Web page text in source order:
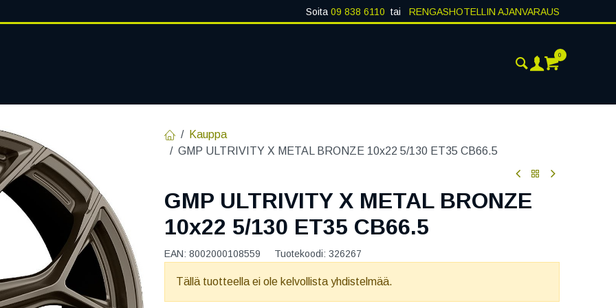
Soita 09 838 6110 tai RENGASHOTELLIN AJANVARAUS
0
Kauppa
GMP ULTRIVITY X METAL BRONZE 10x22 5/130 ET35 CB66.5
GMP ULTRIVITY X METAL BRONZE
10x22 5/130 ET35 CB66.5
EAN: 8002000108559 Tuotekoodi: 326267
Tällä tuotteella ei ole kelvollista yhdistelmää.